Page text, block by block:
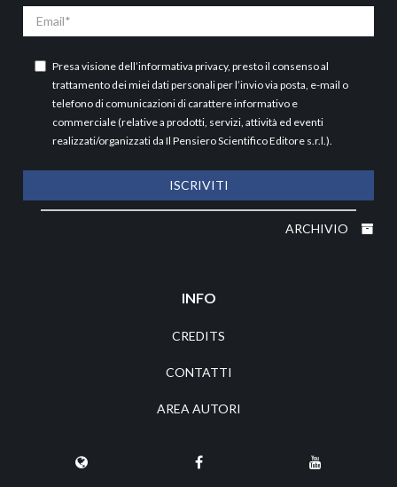
Email
Presa visione dell’informativa privacy, presto il consenso al
trattamento dei miei dati personali per l’invio via posta, e-mail o
telefono di comunicazioni di carattere informativo e
commerciale (relative a prodotti, servizi, attività ed eventi
realizzati/organizzati da Il Pensiero Scientifico Editore s.r.l.).
ISCRIVITI
ARCHIVIO
INFO
CREDITS
CONTATTI
AREA AUTORI